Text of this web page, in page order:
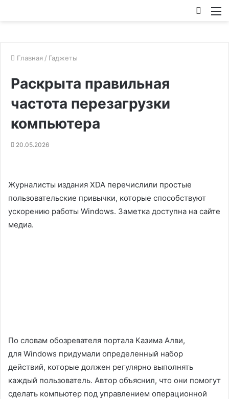
Главная / Гаджеты
Раскрыта правильная
частота перезагрузки
компьютера
20.05.2026
Журналисты издания XDA перечислили простые
пользовательские привычки, которые способствуют
ускорению работы Windows. Заметка доступна на сайте
медиа.
По словам обозревателя портала Казима Алви,
для Windows придумали определенный набор
действий, которые должен регулярно выполнять
каждый пользователь. Автор объяснил, что они помогут
сделать компьютер под управлением операционной